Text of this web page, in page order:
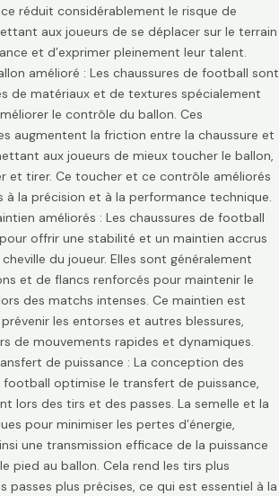
réduit considérablement le risque de
aux joueurs de se déplacer sur le terrain
et d’exprimer pleinement leur talent.
amélioré : Les chaussures de football sont
de matériaux et de textures spécialement
le contrôle du ballon. Ces
augmentent la friction entre la chaussure et
aux joueurs de mieux toucher le ballon,
et tirer. Ce toucher et ce contrôle améliorés
à la précision et à la performance technique.
améliorés : Les chaussures de football
offrir une stabilité et un maintien accrus
du joueur. Elles sont généralement
et de flancs renforcés pour maintenir le
des matchs intenses. Ce maintien est
les entorses et autres blessures,
de mouvements rapides et dynamiques.
de puissance : La conception des
football optimise le transfert de puissance,
lors des tirs et des passes. La semelle et la
pour minimiser les pertes d’énergie,
une transmission efficace de la puissance
pied au ballon. Cela rend les tirs plus
passes plus précises, ce qui est essentiel à la